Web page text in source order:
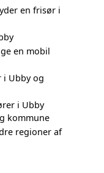
en frisør i
en mobil
i Ubby og
i Ubby
kommune
regioner af